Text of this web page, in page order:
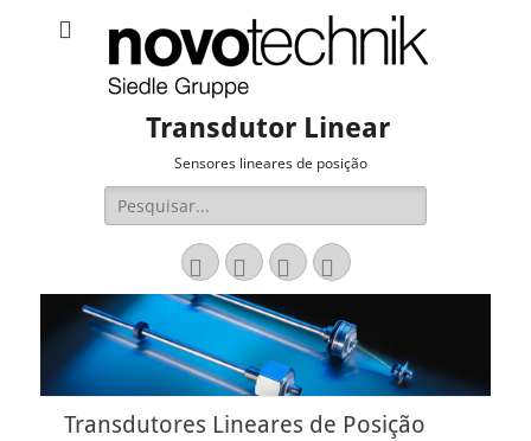
Transdutor Linear
Sensores lineares de posição
Pesquisar
por:
EmailLinkedIn
Website
Fone
Transdutores Lineares de Posição